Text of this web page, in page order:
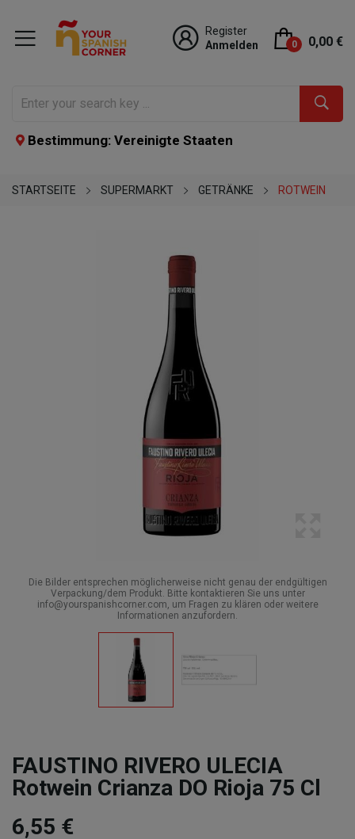
Register
Anmelden
0 0,00 €
Bestimmung: Vereinigte Staaten
STARTSEITE SUPERMARKT GETRÄNKE ROTWEIN
Die Bilder entsprechen möglicherweise nicht genau der endgültigen
Verpackung/dem Produkt. Bitte kontaktieren Sie uns unter
info@yourspanishcorner.com, um Fragen zu klären oder weitere
Informationen anzufordern.
FAUSTINO RIVERO ULECIA
Rotwein Crianza DO Rioja 75 Cl
6,55 €